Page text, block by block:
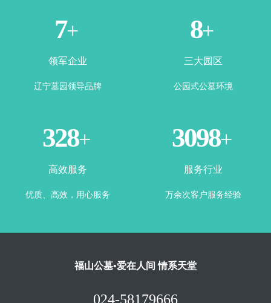
2+
领军企业
辽宁墓园领导品牌
4+
三大园区
公园式公墓环境
360+
高效服务
优质、高效，用心服务
3443+
服务行业
万余次客户服务经验
福山公墓•爱在人间 情系天堂
024-58179666